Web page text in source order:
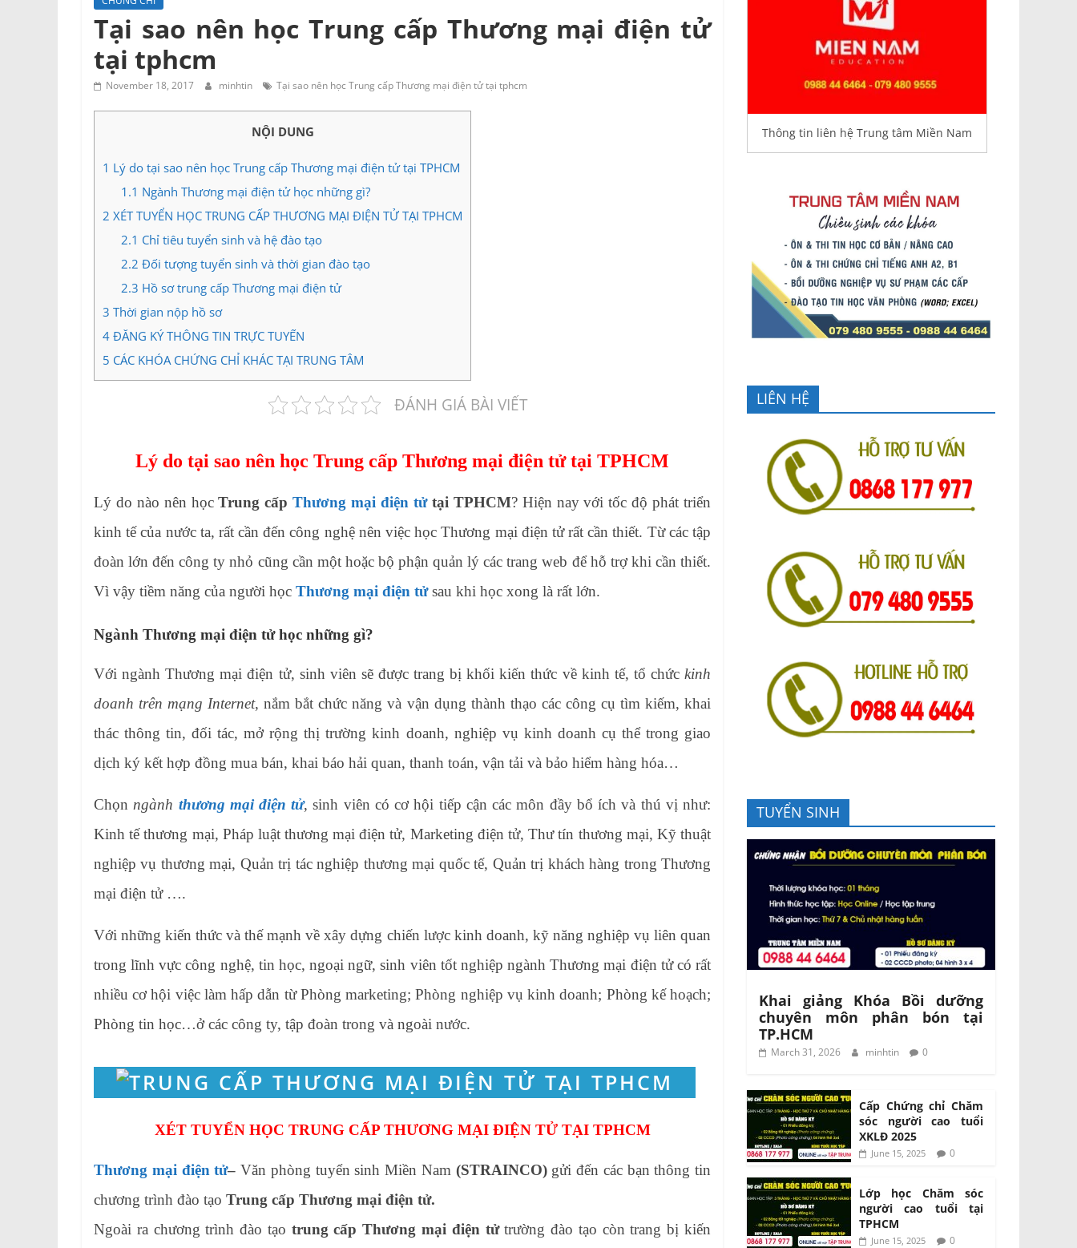
Tư
vấn
Miền
Nam
Tại sao nên học Trung cấp Thương mại điện tử
tại tphcm
November 18, 2017 minhtin Tại sao nên học Trung cấp Thương mại điện tử tại tphcm
NỘI DUNG
1 Lý do tại sao nên học Trung cấp Thương mại điện tử tại TPHCM
1.1 Ngành Thương mại điện tử học những gì?
2 XÉT TUYỂN HỌC TRUNG CẤP THƯƠNG MẠI ĐIỆN TỬ TẠI TPHCM
2.1 Chỉ tiêu tuyển sinh và hệ đào tạo
2.2 Đối tượng tuyển sinh và thời gian đào tạo
2.3 Hồ sơ trung cấp Thương mại điện tử
3 Thời gian nộp hồ sơ
4 ĐĂNG KÝ THÔNG TIN TRỰC TUYẾN
5 CÁC KHÓA CHỨNG CHỈ KHÁC TẠI TRUNG TÂM
ĐÁNH GIÁ BÀI VIẾT
Lý do tại sao nên học Trung cấp Thương mại điện tử tại TPHCM
Lý do nào nên họcTrung cấpThương mại điện tửtại TPHCM? Hiện nay với tốc độ phát triển
kinh tế của nước ta, rất cần đến công nghệ nên việc học Thương mại điện tử rất cần thiết. Từ các tập
đoàn lớn đến công ty nhỏ cũng cần một hoặc bộ phận quản lý các trang web để hỗ trợ khi cần thiết.
Vì vậy tiềm năng của người học Thương mại điện tửsau khi học xong là rất lớn.
Ngành Thương mại điện tử học những gì?
Với ngành Thương mại điện tử, sinh viên sẽ được trang bị khối kiến thức về kinh tế, tổ chức kinh
doanh trên mạng Internet, nắm bắt chức năng và vận dụng thành thạo các công cụ tìm kiếm, khai
thác thông tin, đối tác, mở rộng thị trường kinh doanh, nghiệp vụ kinh doanh cụ thể trong giao
dịch ký kết hợp đồng mua bán, khai báo hải quan, thanh toán, vận tải và bảo hiểm hàng hóa…
Chọn ngành thương mại điện tử, sinh viên có cơ hội tiếp cận các môn đầy bổ ích và thú vị như:
Kinh tế thương mại, Pháp luật thương mại điện tử, Marketing điện tử, Thư tín thương mại, Kỹ thuật
nghiệp vụ thương mại, Quản trị tác nghiệp thương mại quốc tế, Quản trị khách hàng trong Thương
mại điện tử ….
Với những kiến thức và thế mạnh về xây dựng chiến lược kinh doanh, kỹ năng nghiệp vụ liên quan
trong lĩnh vực công nghệ, tin học, ngoại ngữ, sinh viên tốt nghiệp ngành Thương mại điện tử có rất
nhiều cơ hội việc làm hấp dẫn từ Phòng marketing; Phòng nghiệp vụ kinh doanh; Phòng kế hoạch;
Phòng tin học…ở các công ty, tập đoàn trong và ngoài nước.
XÉT TUYỂN HỌC TRUNG CẤP THƯƠNG MẠI ĐIỆN TỬ TẠI TPHCM
Thương mại điện tử– Văn phòng tuyển sinh Miền Nam (STRAINCO)gửi đến các bạn thông tin
chương trình đào tạo Trung cấp Thương mại điện tử.
Ngoài ra chương trình đào tạo trung cấp Thương mại điện tửtrường đào tạo còn trang bị kiến
Thông tin liên hệ Trung tâm Miền Nam
LIÊN HỆ
TUYỂN SINH
Khai giảng Khóa Bồi dưỡng
chuyên môn phân bón tại
TP.HCM
March 31, 2026 minhtin 0
Cấp Chứng chỉ Chăm
sóc người cao tuổi
XKLĐ 2025
June 15, 2025 0
Lớp học Chăm sóc
người cao tuổi tại
TPHCM
June 15, 2025 0